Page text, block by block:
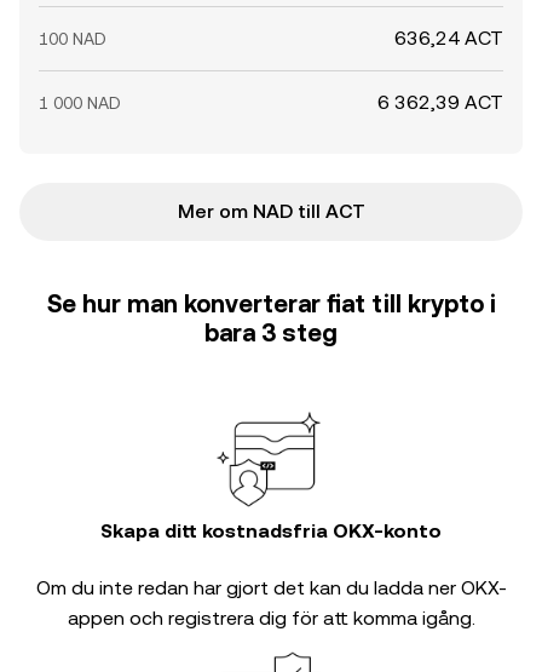
100 NAD 636,24 ACT
1 000 NAD 6 362,39 ACT
Mer om NAD till ACT
Se hur man konverterar fiat till krypto i
bara 3 steg
Skapa ditt kostnadsfria OKX-konto
Om du inte redan har gjort det kan du ladda ner OKX-
appen och registrera dig för att komma igång.